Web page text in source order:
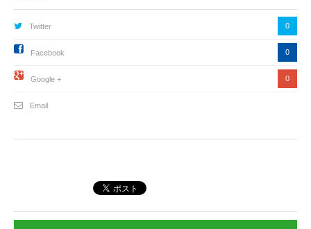
Twitter 0
Facebook 0
Google + 0
Email